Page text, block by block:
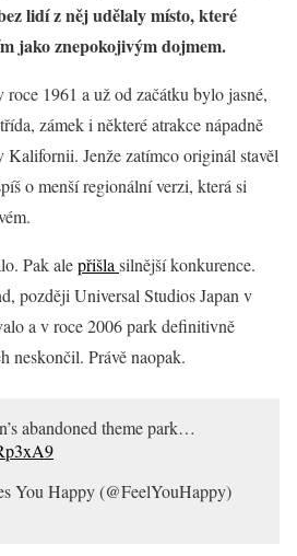
lidí z něj udělaly místo, které
jako znepokojivým dojmem.
1961 a už od začátku bylo jasné,
zámek i některé atrakce nápadně
Jenže zatímco originál stavěl
o menší regionální verzi, která si
Pak alepřišla silnější konkurence.
později Universal Studios Japan v
a v roce 2006 park definitivně
neskončil. Právě naopak.
abandoned theme park…
You Happy (@FeelYouHappy)